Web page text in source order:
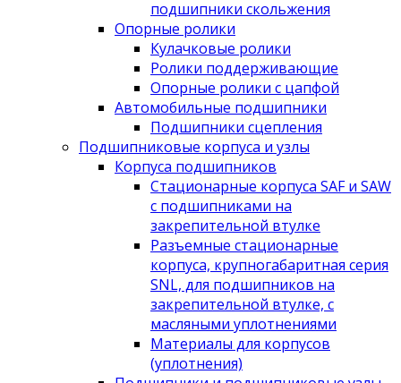
подшипники скольжения
Опорные ролики
Кулачковые ролики
Ролики поддерживающие
Опорные ролики с цапфой
Автомобильные подшипники
Подшипники сцепления
Подшипниковые корпуса и узлы
Корпуса подшипников
Стационарные корпуса SAF и SAW
с подшипниками на
закрепительной втулке
Разъемные стационарные
корпуса, крупногабаритная серия
SNL, для подшипников на
закрепительной втулке, с
масляными уплотнениями
Материалы для корпусов
(уплотнения)